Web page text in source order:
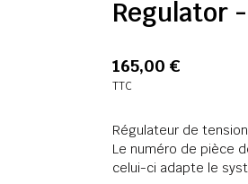
Regulator -
165,00 €
TTC
Régulateur de
Le numéro de pièce
celui-ci adapte le